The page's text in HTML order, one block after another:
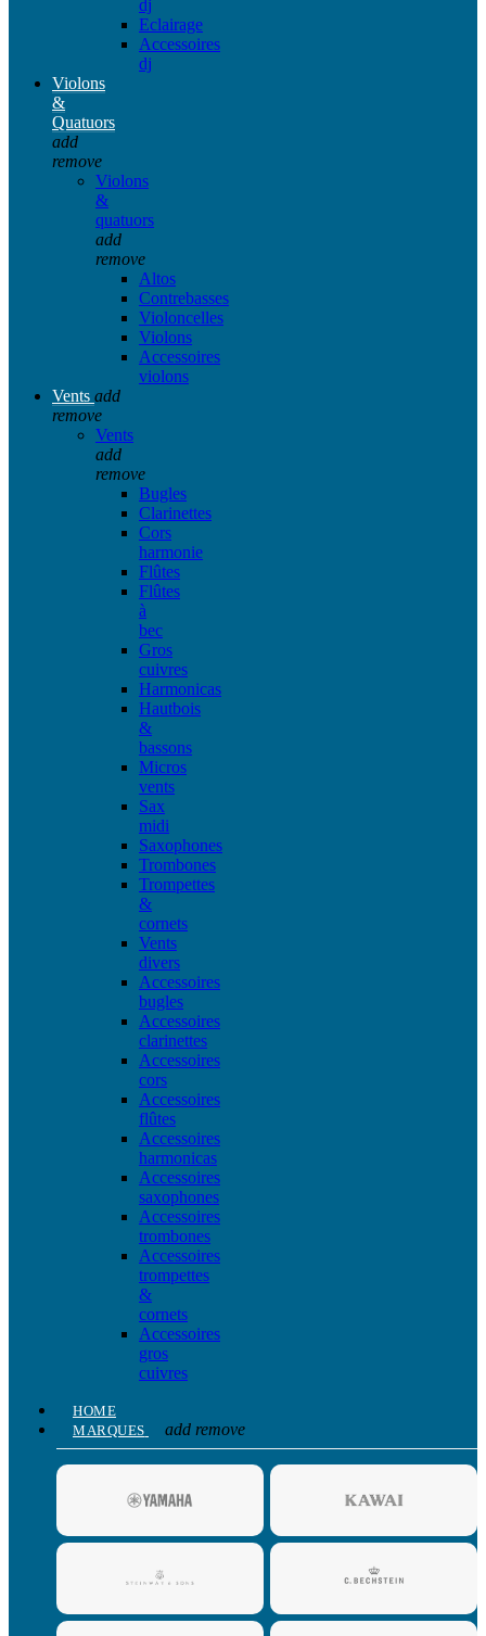
dj
Eclairage
Accessoires
dj
Violons
&
Quatuors
add
remove
Violons
&
quatuors
add
remove
Altos
Contrebasses
Violoncelles
Violons
Accessoires
violons
Vents add
remove
Vents
add
remove
Bugles
Clarinettes
Cors
harmonie
Flûtes
Flûtes
à
bec
Gros
cuivres
Harmonicas
Hautbois
&
bassons
Micros
vents
Sax
midi
Saxophones
Trombones
Trompettes
&
cornets
Vents
divers
Accessoires
bugles
Accessoires
clarinettes
Accessoires
cors
Accessoires
flûtes
Accessoires
harmonicas
Accessoires
saxophones
Accessoires
trombones
Accessoires
trompettes
&
cornets
Accessoires
gros
cuivres
HOME
MARQUES
add remove